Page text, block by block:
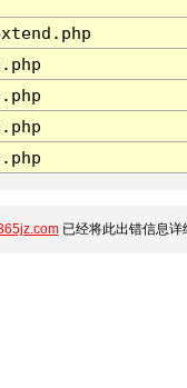
已经将此出错信息详